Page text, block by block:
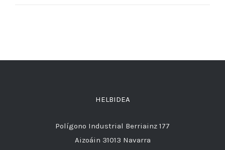
HELBIDEA
Polígono Industrial Berriainz 177
Aizoáin 31013 Navarra